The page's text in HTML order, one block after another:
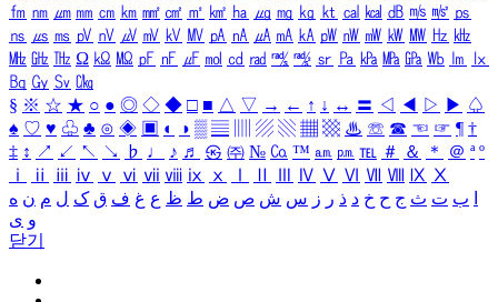
㎙ ㎚ ㎛ ㎜ ㎝ ㎞ ㎟ ㎠ ㎡ ㎢ ㏊ ㎍ ㎎ ㎏ ㏏ ㎈ ㎉ ㏈ ㎧ ㎨ ㎰
㎱ ㎲ ㎳ ㎴ ㎵ ㎶ ㎷ ㎸ ㎹ ㎀ ㎁ ㎂ ㎃ ㎄ ㎺ ㎻ ㎽ ㎾ ㎿ ㎐ ㎑
㎒ ㎓ ㎔ Ω ㏀ ㏁ ㎊ ㎋ ㎌ ㏖ ㏅ ㎭ ㎮ ㎯ ㏛ ㎩ ㎪ ㎫ ㎬ ㏝ ㏐
㏓
㏃ ㏉ ㏜ ㏆
§ ※ ☆ ★ ○ ● ◎ ◇ ◆ □ ■ △ ▽ → ← ↑ ↓ ↔ 〓 ◁ ◀ ▷ ▶ ♤
♠ ♡ ♥ ♧ ♣ ⊙ ◈ ▣ ◐ ◑ ▒ ▤ ▨ ▧ ▦ ▩ ♨ ☏ ☎ ☜ ☞ ¶ †
‡ ↕ ↗ ↙ ↖ ↘ ♭ ♩ ♪ ♬ ㉿ ㈜ № ㏇ ™ ㏂ ㏘ ℡ ＃ ＆ ＊ ＠ ª º
ⅰ
ⅱ ⅲ ⅳ ⅴ ⅵ ⅶ ⅷ ⅸ ⅹ Ⅳ Ⅴ Ⅵ Ⅶ Ⅷ Ⅸ Ⅹ
ب ت ث ج ح خ د ذ ر ز س ش ص ض ط ظ ع غ ف ق ک ل م ن ه
و ی
닫기